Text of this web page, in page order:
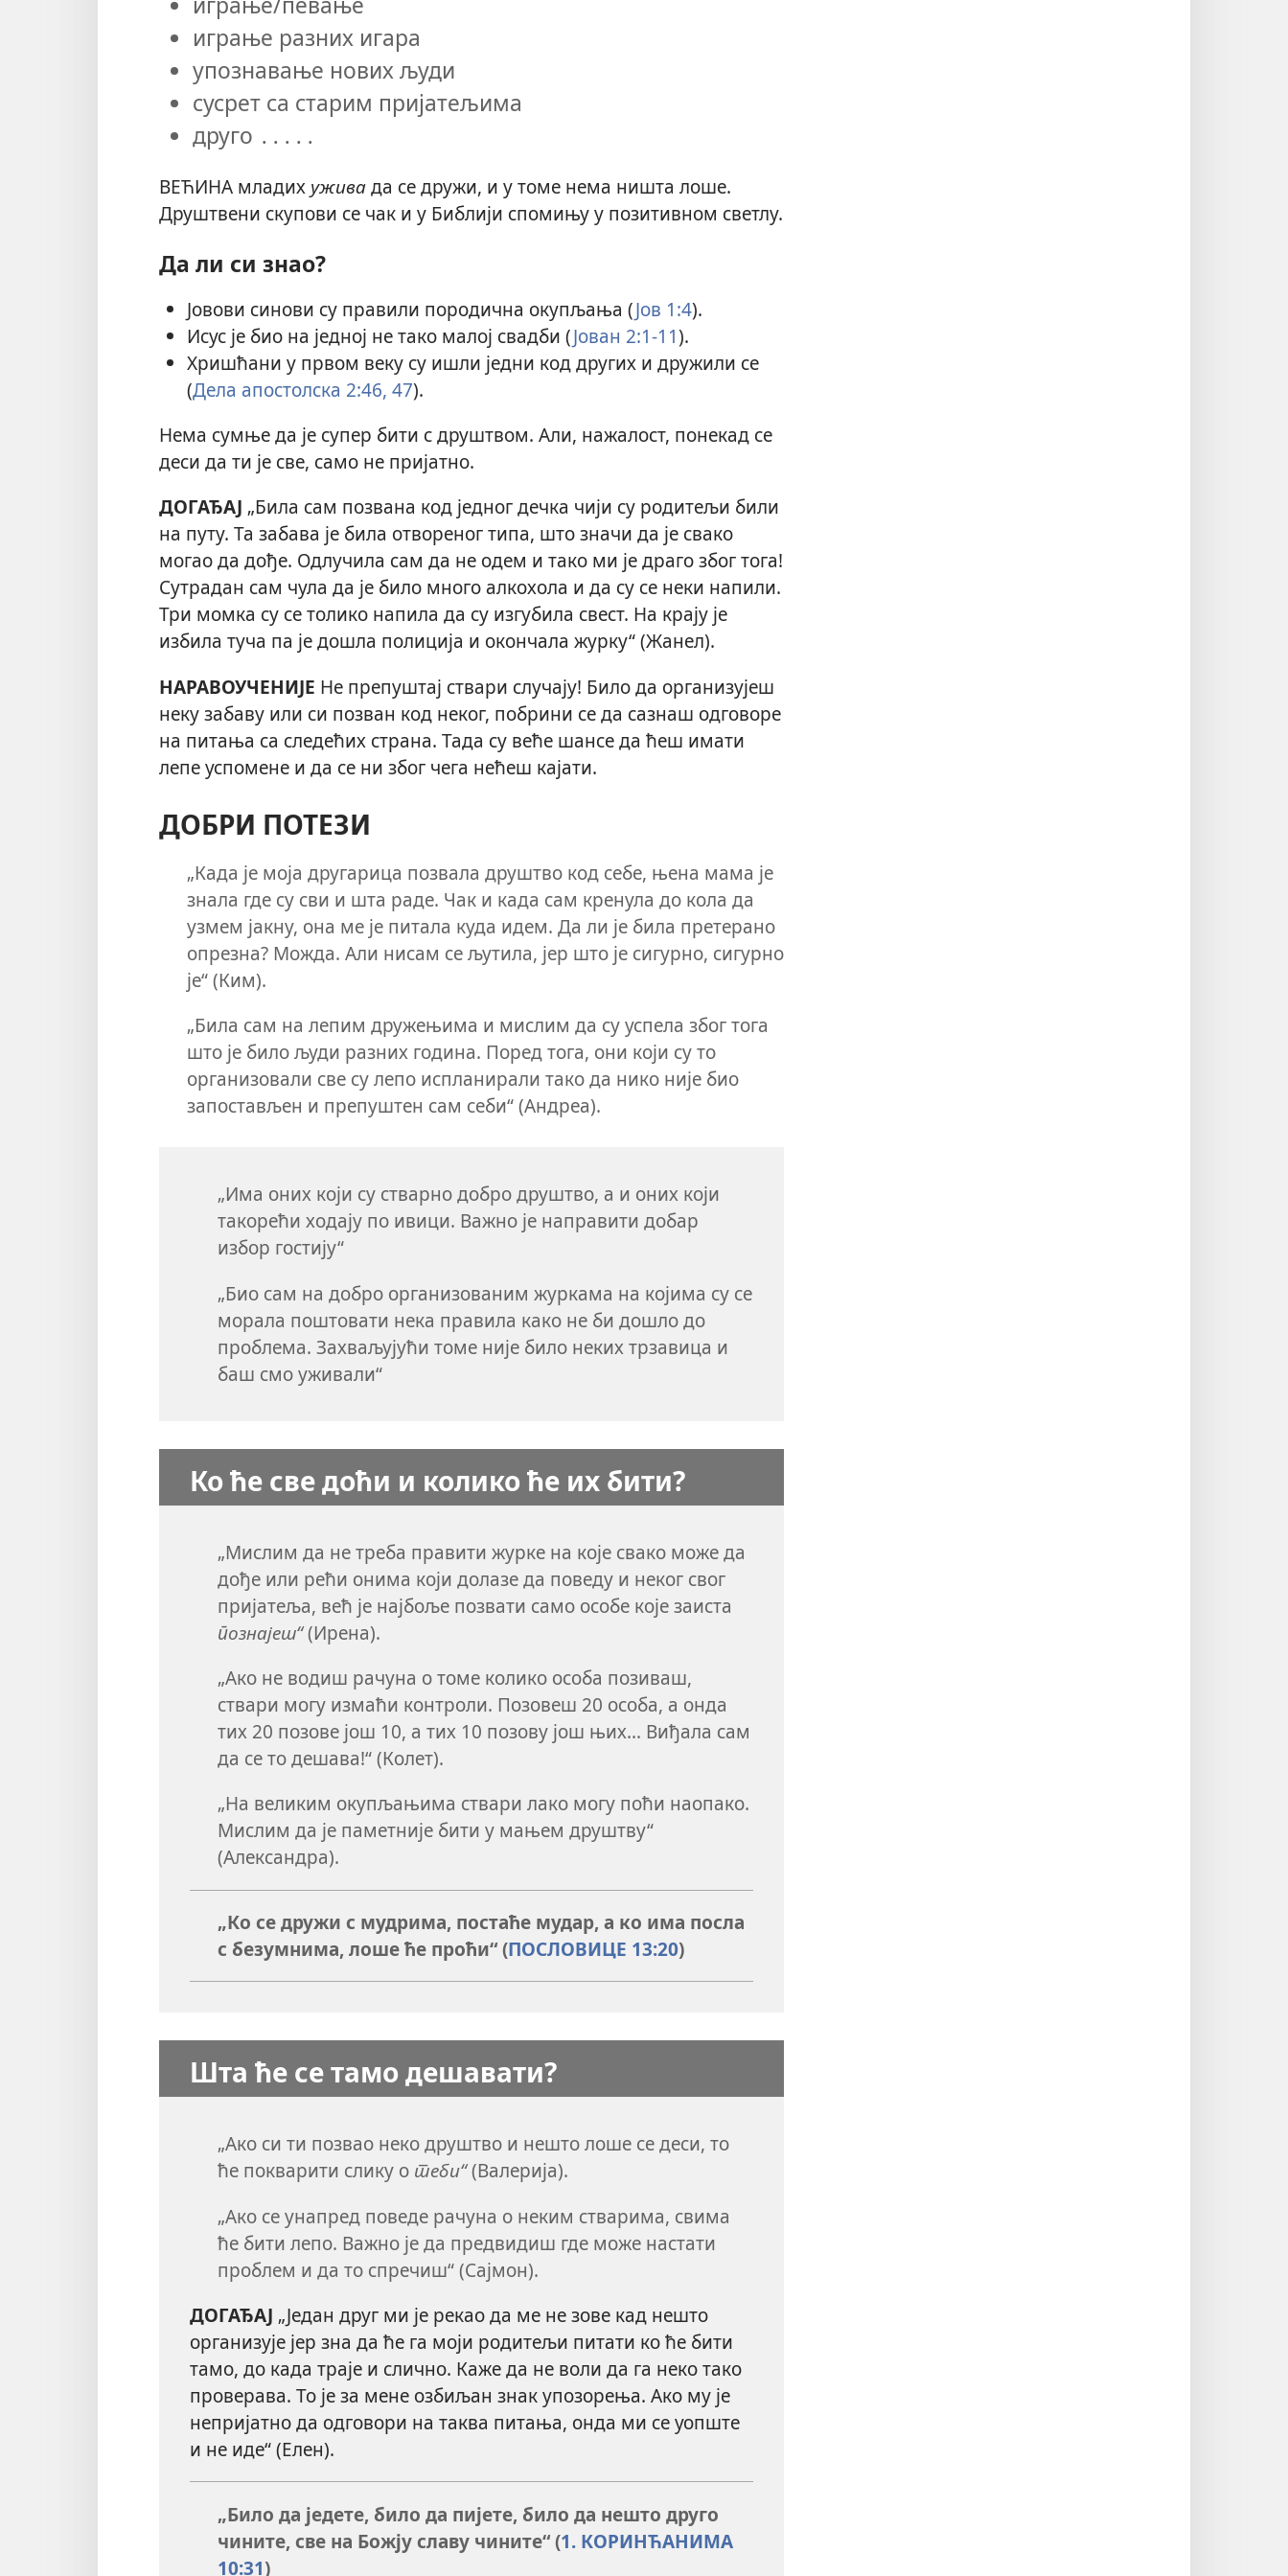
играње разних игара
упознавање нових људи
сусрет са старим пријатељима
друго ․․․․․
ВЕЋИНА младих уживада се дружи, и у томе нема ништа лоше.
Друштвени скупови се чак и у Библији спомињу у позитивном светлу.
Да ли си знао?
Јовови синови су правили породична окупљања (Јов 1:4).
Исус је био на једној не тако малој свадби (Јован 2:1-11).
Хришћани у првом веку су ишли једни код других и дружили се
(Дела апостолска 2:46, 47).
Нема сумње да је супер бити с друштвом. Али, нажалост, понекад се
деси да ти је све, само не пријатно.
ДОГАЂАЈ „Била сам позвана код једног дечка чији су родитељи били
на путу. Та забава је била отвореног типа, што значи да је свако
могао да дође. Одлучила сам да не одем и тако ми је драго због тога!
Сутрадан сам чула да је било много алкохола и да су се неки напили.
Три момка су се толико напила да су изгубила свест. На крају је
избила туча па је дошла полиција и окончала журку“ (Жанел).
НАРАВОУЧЕНИЈЕ Не препуштај ствари случају! Било да организујеш
неку забаву или си позван код неког, побрини се да сазнаш одговоре
на питања са следећих страна. Тада су веће шансе да ћеш имати
лепе успомене и да се ни због чега нећеш кајати.
ДОБРИ ПОТЕЗИ
„Када је моја другарица позвала друштво код себе, њена мама је
знала где су сви и шта раде. Чак и када сам кренула до кола да
узмем јакну, она ме је питала куда идем. Да ли је била претерано
опрезна? Можда. Али нисам се љутила, јер што је сигурно, сигурно
је“ (Ким).
„Била сам на лепим дружењима и мислим да су успела због тога
што је било људи разних година. Поред тога, они који су то
организовали све су лепо испланирали тако да нико није био
запостављен и препуштен сам себи“ (Андреа).
„Има оних који су стварно добро друштво, а и оних који
такорећи ходају по ивици. Важно је направити добар
избор гостију“
„Био сам на добро организованим журкама на којима су се
морала поштовати нека правила како не би дошло до
проблема. Захваљујући томе није било неких трзавица и
баш смо уживали“
Ко ће све доћи и колико ће их бити?
„Мислим да не треба правити журке на које свако може да
дође или рећи онима који долазе да поведу и неког свог
пријатеља, већ је најбоље позвати само особе које заиста
познајеш“(Ирена).
„Ако не водиш рачуна о томе колико особа позиваш,
ствари могу измаћи контроли. Позовеш 20 особа, а онда
тих 20 позове још 10, а тих 10 позову још њих... Виђала сам
да се то дешава!“ (Колет).
„На великим окупљањима ствари лако могу поћи наопако.
Мислим да је паметније бити у мањем друштву“
(Александра).
„Ко се дружи с мудрима, постаће мудар, а ко има посла
с безумнима, лоше ће проћи“ (ПОСЛОВИЦЕ 13:20)
Шта ће се тамо дешавати?
„Ако си ти позвао неко друштво и нешто лоше се деси, то
ће покварити слику о теби“(Валерија).
„Ако се унапред поведе рачуна о неким стварима, свима
ће бити лепо. Важно је да предвидиш где може настати
проблем и да то спречиш“ (Сајмон).
ДОГАЂАЈ „Један друг ми је рекао да ме не зове кад нешто
организује јер зна да ће га моји родитељи питати ко ће бити
тамо, до када траје и слично. Каже да не воли да га неко тако
проверава. То је за мене озбиљан знак упозорења. Ако му је
непријатно да одговори на таква питања, онда ми се уопште
и не иде“ (Елен).
„Било да једете, било да пијете, било да нешто друго
чините, све на Божју славу чините“ (1. КОРИНЋАНИМА
10:31)